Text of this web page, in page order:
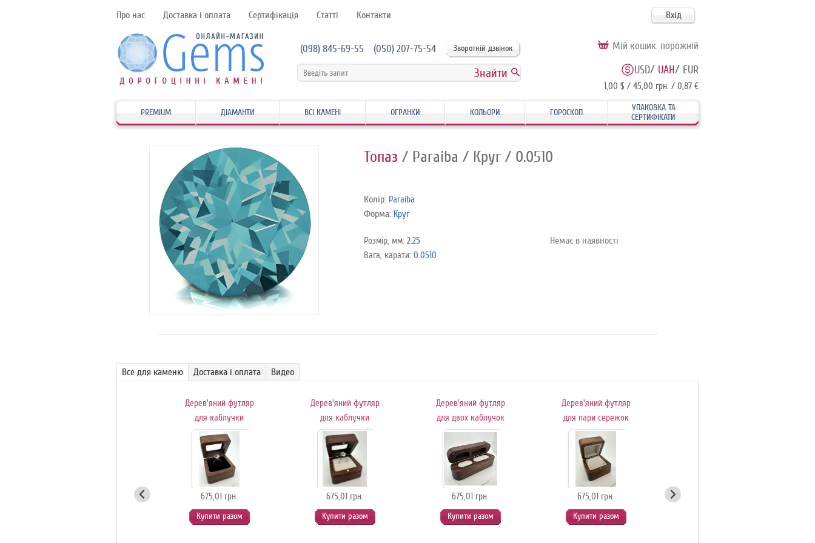
Про нас Доставка і оплата Сертифікація Статті Контакти Вхід
(098) 845-69-55 (050) 207-75-54 Зворотній дзвінок Мій кошик: порожній
USD/ UAH/ EUR
1,00 $ / 45,00 грн. / 0,87 €
PREMIUM ДІАМАНТИ ВСІ КАМЕНІ ОГРАНКИ КОЛЬОРИ ГОРОСКОП
УПАКОВКА ТА
СЕРТИФІКАТИ
Топаз / Paraiba / Круг / 0.0510
Колір: Paraiba
Форма: Круг
Розмір, мм:2.25
Вага, карати:0.0510
Немає в наявності
Все для каменю Доставка і оплата Видео
Дерев'яний футляр
для каблучки
675,01 грн.
Купити разом
Дерев'яний футляр
для каблучки
675,01 грн.
Купити разом
Дерев'яний футляр
для двох каблучок
675,01 грн.
Купити разом
Дерев'яний футляр
для пари сережок
675,01 грн.
Купити разом